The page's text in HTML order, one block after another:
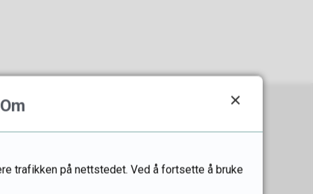
Om
trafikken på nettstedet. Ved å fortsette å bruke